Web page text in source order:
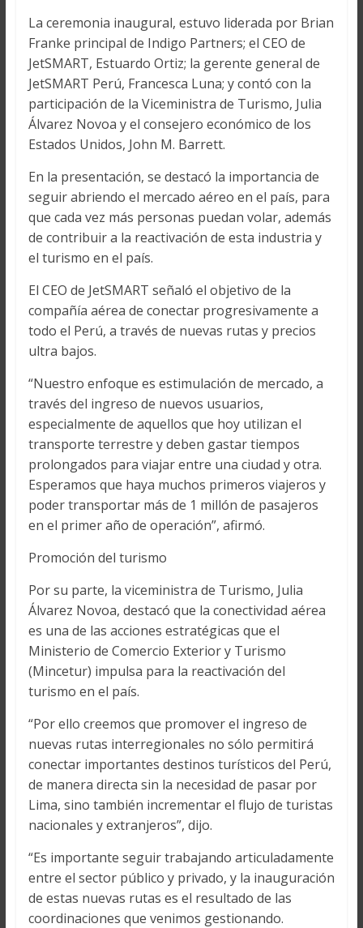
La ceremonia inaugural, estuvo liderada por Brian
Franke principal de Indigo Partners; el CEO de
JetSMART, Estuardo Ortiz; la gerente general de
JetSMART Perú, Francesca Luna; y contó con la
participación de la Viceministra de Turismo, Julia
Álvarez Novoa y el consejero económico de los
Estados Unidos, John M. Barrett.
En la presentación, se destacó la importancia de
seguir abriendo el mercado aéreo en el país, para
que cada vez más personas puedan volar, además
de contribuir a la reactivación de esta industria y
el turismo en el país.
El CEO de JetSMART señaló el objetivo de la
compañía aérea de conectar progresivamente a
todo el Perú, a través de nuevas rutas y precios
ultra bajos.
“Nuestro enfoque es estimulación de mercado, a
través del ingreso de nuevos usuarios,
especialmente de aquellos que hoy utilizan el
transporte terrestre y deben gastar tiempos
prolongados para viajar entre una ciudad y otra.
Esperamos que haya muchos primeros viajeros y
poder transportar más de 1 millón de pasajeros
en el primer año de operación”, afirmó.
Promoción del turismo
Por su parte, la viceministra de Turismo, Julia
Álvarez Novoa, destacó que la conectividad aérea
es una de las acciones estratégicas que el
Ministerio de Comercio Exterior y Turismo
(Mincetur) impulsa para la reactivación del
turismo en el país.
“Por ello creemos que promover el ingreso de
nuevas rutas interregionales no sólo permitirá
conectar importantes destinos turísticos del Perú,
de manera directa sin la necesidad de pasar por
Lima, sino también incrementar el flujo de turistas
nacionales y extranjeros”, dijo.
“Es importante seguir trabajando articuladamente
entre el sector público y privado, y la inauguración
de estas nuevas rutas es el resultado de las
coordinaciones que venimos gestionando.